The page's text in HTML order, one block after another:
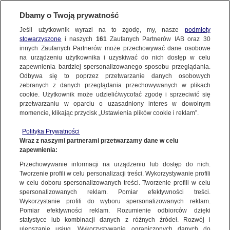
FAKTY | ZOBACZ FAKTY
Nauczyciele chcą uczyć dzieci o zdrowiu. Duża popularność studiów
podyplomowych o edukacji zdrowotnej
NAJNOWSZE
ZOBACZ FAKTY
FAKTY PO FAKTACH
FAKTY O ŚWIECIE
WIĘCEJ
KANAŁY
Dzień dobry!
Jedno konto do wszystkich usług
Dbamy o Twoją prywatność
Jeśli użytkownik wyrazi na to zgodę, my, nasze podmioty
stowarzyszone i naszych 161Zaufanych Partnerów IAB oraz 30
innych Zaufanych Partnerów może przechowywać dane osobowe
na urządzeniu użytkownika i uzyskiwać do nich dostęp w celu
zapewnienia bardziej spersonalizowanego sposobu przeglądania.
Odbywa się to poprzez przetwarzanie danych osobowych
zebranych z danych przeglądania przechowywanych w plikach
cookie. Użytkownik może udzielić/wycofać zgodę i sprzeciwić się
przetwarzaniu w oparciu o uzasadniony interes w dowolnym
momencie, klikając przycisk „Ustawienia plików cookie i reklam”.
Polityka Prywatności
Wraz z naszymi partnerami przetwarzamy dane w celu
zapewnienia:
Przechowywanie informacji na urządzeniu lub dostęp do nich.
Tworzenie profili w celu personalizacji treści. Wykorzystywanie profili
w celu doboru spersonalizowanych treści. Tworzenie profili w celu
spersonalizowanych reklam. Pomiar efektywności treści.
Wykorzystanie profili do wyboru spersonalizowanych reklam.
Pomiar efektywności reklam. Rozumienie odbiorców dzięki
statystyce lub kombinacji danych z różnych źródeł. Rozwój i